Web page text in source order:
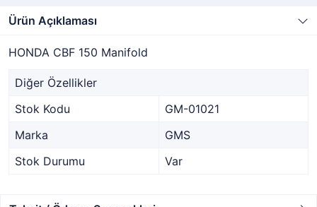
Ürün Açıklaması
HONDA CBF 150 Manifold
Diğer Özellikler
Stok Kodu
GM-01021
Marka
GMS
Stok Durumu
Var